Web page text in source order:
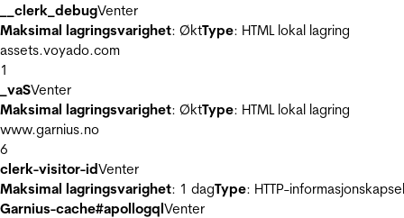
__clerk_debugVenter
Maksimal lagringsvarighet: ØktType: HTML lokal lagring
assets.voyado.com
1
_vaSVenter
Maksimal lagringsvarighet: ØktType: HTML lokal lagring
www.garnius.no
6
clerk-visitor-idVenter
Maksimal lagringsvarighet: 1 dagType: HTTP-informasjonskapsel
Garnius-cache#apollogqlVenter